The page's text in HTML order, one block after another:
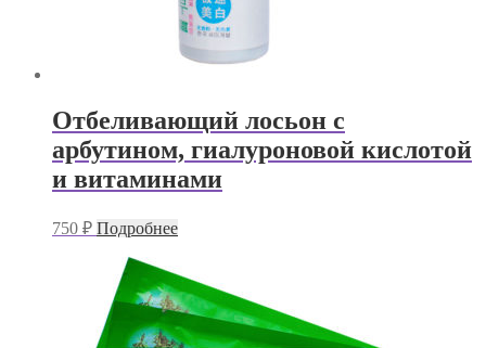
Отбеливающий лосьон с
арбутином, гиалуроновой кислотой
и витаминами
750 ₽ Подробнее